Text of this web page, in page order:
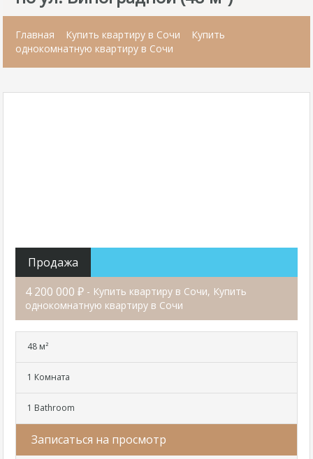
Главная Купить квартиру в Сочи
Купить
однокомнатную квартиру в Сочи
Продажа
4 200 000 ₽ - Купить квартиру в Сочи, Купить
однокомнатную квартиру в Сочи
48 м²
1 Комната
1 Bathroom
Записаться на просмотр